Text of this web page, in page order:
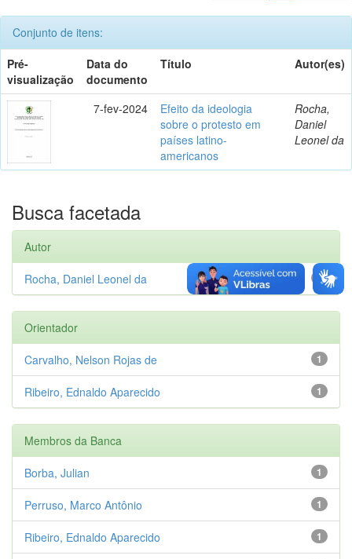
Conjunto de itens:
Pré-
visualização
Data do
documento
Título Autor(es)
7-fev-2024
Efeito da ideologia
sobre o protesto em
países latino-
americanos
Rocha,
Daniel
Leonel da
Busca facetada
Autor
1
Rocha, Daniel Leonel da
Orientador
1
Carvalho, Nelson Rojas de
1
Ribeiro, Ednaldo Aparecido
Membros da Banca
1
Borba, Julian
1
Perruso, Marco Antônio
1
Ribeiro, Ednaldo Aparecido